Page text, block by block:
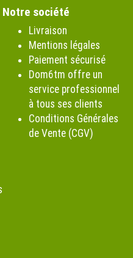
Notre société
Livraison
Mentions légales
Paiement sécurisé
Dom6tm offre un
service professionnel
à tous ses clients
Conditions Générales
de Vente (CGV)